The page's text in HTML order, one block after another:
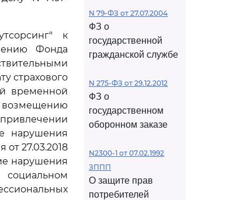
к
Фонда
страхового
временной
возмещению
нарушения
27.03.2018
нарушения
N 79-ФЗ от 27.07.2004
ФЗ о
государственной
гражданской службе
N 275-ФЗ от 29.12.2012
ФЗ о
государственном
оборонном заказе
N2300-1 от 07.02.1992
ЗППП
О защите прав
потребителей